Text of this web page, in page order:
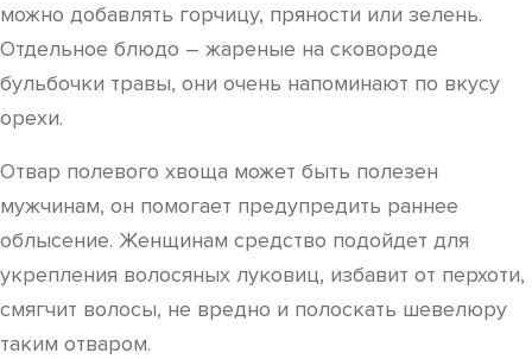
можно добавлять горчицу, пряности или зелень.
Отдельное блюдо – жареные на сковороде
бульбочки травы, они очень напоминают по вкусу
орехи.
Отвар полевого хвоща может быть полезен
мужчинам, он помогает предупредить раннее
облысение. Женщинам средство подойдет для
укрепления волосяных луковиц, избавит от перхоти,
смягчит волосы, не вредно и полоскать шевелюру
таким отваром.